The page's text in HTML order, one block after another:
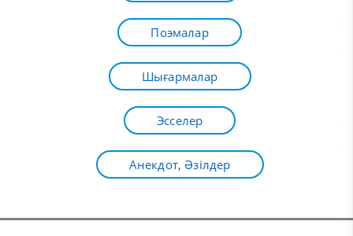
Поэмалар
Шығармалар
Эсселер
Анекдот, Әзілдер